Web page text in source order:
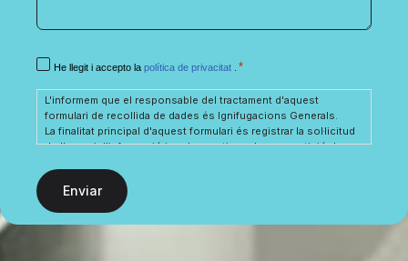
Consentimiento
He llegit i accepto la política de privacitat *
L'informem que el responsable del tractament d'aquest
formulari de recollida de dades és Ignifugacions Generals.
La finalitat principal d'aquest formulari és registrar la sol·licitud
de l'usuari d'informació i poder gestionar la seva petició de
productes dels quals Ignifugacions Generals disposa.
Així mateix, informem l'usuari que la base legítima per als
tractaments que es van a dur a terme és el consentiment.
D'acord amb els drets que li confereix la normativa vigent en